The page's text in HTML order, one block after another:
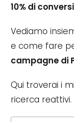
10% di
Vediamo
e come fare
campagne di
Qui troverai i
ricerca reattivi.